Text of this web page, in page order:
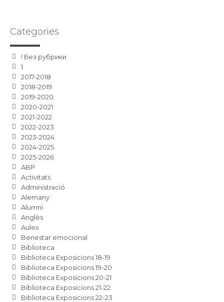
Categories
! Без рубрики
1
2017-2018
2018-2019
2019-2020
2020-2021
2021-2022
2022-2023
2023-2024
2024-2025
2025-2026
ABP
Activitats
Administració
Alemany
Alumni
Anglès
Aules
Benestar emocional
Biblioteca
Biblioteca Exposicions 18-19
Biblioteca Exposicions 19-20
Biblioteca Exposicions 20-21
Biblioteca Exposicions 21-22
Biblioteca Exposicions 22-23